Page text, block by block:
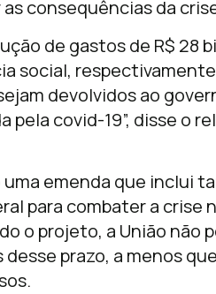
consequências da
de gastos de R$ 28
social,
devolvidos ao
pela covid-19”, disse o
emenda que inclui
para combater a crise
o projeto, a União não
prazo, a menos